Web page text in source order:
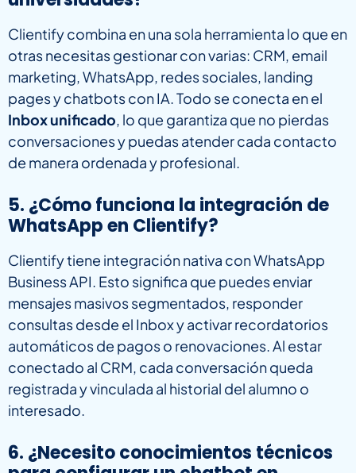
Clientify combina en una sola herramienta lo que en
otras necesitas gestionar con varias: CRM, email
marketing, WhatsApp, redes sociales, landing
pages y chatbots con IA. Todo se conecta en el
Inbox unificado, lo que garantiza que no pierdas
conversaciones y puedas atender cada contacto
de manera ordenada y profesional.
5. ¿Cómo funciona la integración de
WhatsApp en Clientify?
Clientify tiene integración nativa con WhatsApp
Business API. Esto significa que puedes enviar
mensajes masivos segmentados, responder
consultas desde el Inbox y activar recordatorios
automáticos de pagos o renovaciones. Al estar
conectado al CRM, cada conversación queda
registrada y vinculada al historial del alumno o
interesado.
6. ¿Necesito conocimientos técnicos